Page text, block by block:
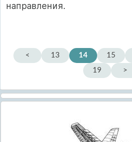
направления.
< 13 14 15
19
>